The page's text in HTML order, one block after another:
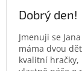
Dobrý den!
Jmenuji se
máma dvou
kvalitní